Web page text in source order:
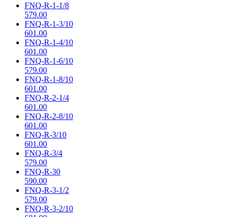
FNQ-R-1-1/8
579.00
FNQ-R-1-3/10
601.00
FNQ-R-1-4/10
601.00
FNQ-R-1-6/10
579.00
FNQ-R-1-8/10
601.00
FNQ-R-2-1/4
601.00
FNQ-R-2-8/10
601.00
FNQ-R-3/10
601.00
FNQ-R-3/4
579.00
FNQ-R-30
590.00
FNQ-R-3-1/2
579.00
FNQ-R-3-2/10